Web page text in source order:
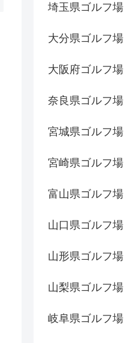
埼玉県ゴルフ場
大分県ゴルフ場
大阪府ゴルフ場
奈良県ゴルフ場
宮城県ゴルフ場
宮崎県ゴルフ場
富山県ゴルフ場
山口県ゴルフ場
山形県ゴルフ場
山梨県ゴルフ場
岐阜県ゴルフ場